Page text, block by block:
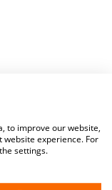
to improve our website,
experience. For
settings.